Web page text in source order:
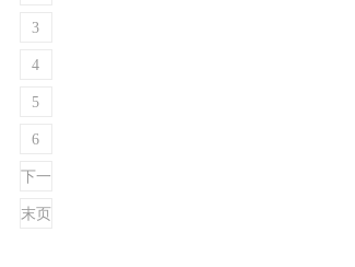
3
4
5
6
下一
页
末页